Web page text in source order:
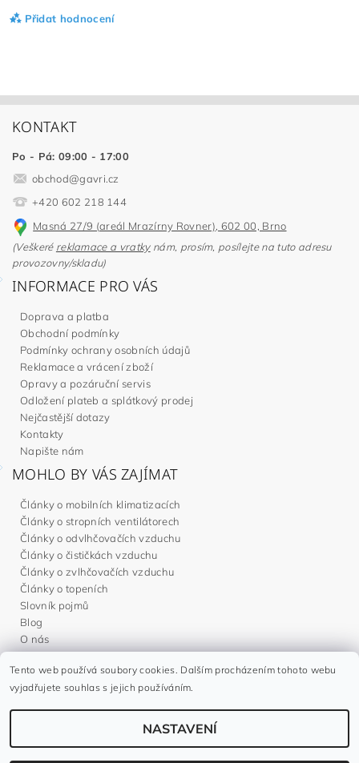
Přidat hodnocení
KONTAKT
Po - Pá: 09:00 - 17:00
obchod@gavri.cz
+420 602 218 144
Masná 27/9 (areál Mrazírny Rovner), 602 00, Brno
(Veškeré reklamace a vratkynám, prosím, posílejte na tuto adresu
provozovny/skladu)
INFORMACE PRO VÁS
Doprava a platba
Obchodní podmínky
Podmínky ochrany osobních údajů
Reklamace a vrácení zboží
Opravy a pozáruční servis
Odložení plateb a splátkový prodej
Nejčastější dotazy
Kontakty
Napište nám
MOHLO BY VÁS ZAJÍMAT
Články o mobilních klimatizacích
Články o stropních ventilátorech
Články o odvlhčovačích vzduchu
Články o čističkách vzduchu
Články o zvlhčovačích vzduchu
Články o topeních
Slovník pojmů
Blog
O nás
Noaton.cz | Noaton.de | Noaton.es | Gavri.sk | Gavri.es
Gavri.cz, všechna práva vyhrazena
Tento web používá soubory cookies. Dalším procházením tohoto webu
vyjadřujete souhlas s jejich používáním.
NASTAVENÍ